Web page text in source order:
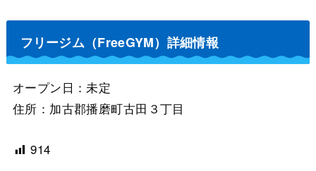
フリージム（FreeGYM）詳細情報
オープン日：未定
住所：加古郡播磨町古田３丁目
914